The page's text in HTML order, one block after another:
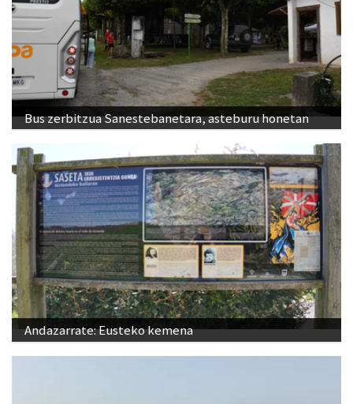
Bus zerbitzua Sanestebanetara, asteburu honetan
Andazarrate: Eusteko kemena